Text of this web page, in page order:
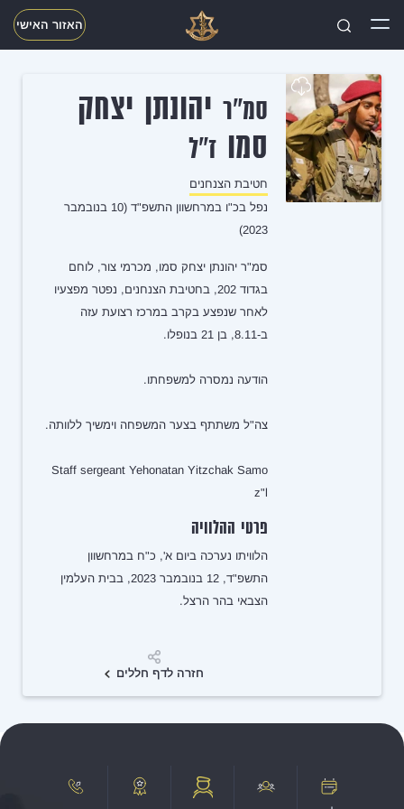
חפשו האזור האישי
סמ"ר יהונתן יצחק
סמו ז"ל
חטיבת הצנחנים
נפל בכ"ו במרחשוון התשפ"ד (10 בנובמבר
2023)
סמ"ר יהונתן יצחק סמו, מכרמי צור, לוחם
בגדוד 202, בחטיבת הצנחנים, נפטר מפצעיו
לאחר שנפצע בקרב במרכז רצועת עזה
ב-8.11, בן 21 בנופלו.
הודעה נמסרה למשפחתו.
צה"ל משתתף בצער המשפחה וימשיך ללוותה.
Staff sergeant Yehonatan Yitzchak Samo
z"l
פרטי ההלוויה
הלוויתו נערכה ביום א', כ"ח במרחשוון
התשפ"ד, 12 בנובמבר 2023, בבית העלמין
הצבאי בהר הרצל.
שיתוף
חזרה לדף חללים